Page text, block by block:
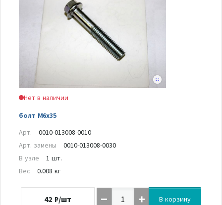
Нет в наличии
болт M6x35
Арт.
0010-013008-0010
Арт. замены
0010-013008-0030
В узле
1 шт.
Вес
0.008 кг
42 ₽/шт В корзину